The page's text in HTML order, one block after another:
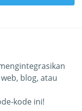
blog, atau
kode ini!